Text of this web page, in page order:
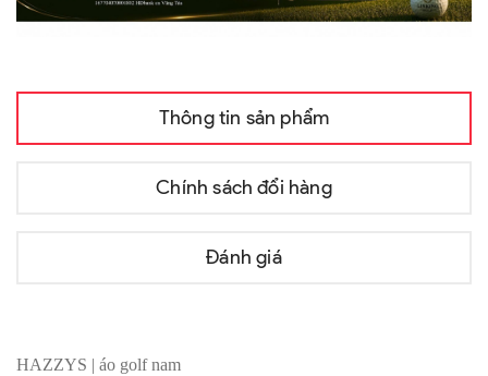
Thông tin sản phẩm
Chính sách đổi hàng
Đánh giá
HAZZYS | áo golf nam